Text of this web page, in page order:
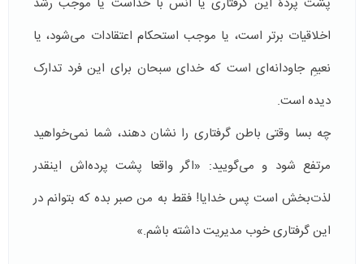
اخلاقیات برتر است، یا موجب استحکام اعتقادات می‌شود، یا
نعیمِ جاودانه‌ای است که خدای سبحان برای این فرد تدارک
دیده است.
چه بسا وقتی باطن گرفتاری را نشان ‌دهند، شما نمی‌خواهید
مرتفع شود و می‌گویید: «اگر واقعا پشت پرده‌اش اینقدر
لذت‌بخش است پس خدایا! فقط به من صبر بده که بتوانم در
این گرفتاری خوب مدیریت داشته باشم.»